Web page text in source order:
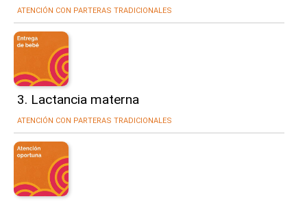
ATENCIÓN CON PARTERAS TRADICIONALES
3. Lactancia materna
ATENCIÓN CON PARTERAS TRADICIONALES